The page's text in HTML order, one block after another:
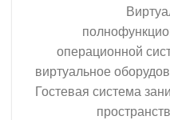
операционной
виртуальное
Гостевая система